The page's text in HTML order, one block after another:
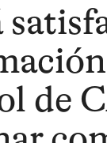
de